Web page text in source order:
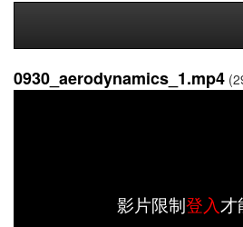
0930_aerodynamics_1.mp4
影片限制登入才